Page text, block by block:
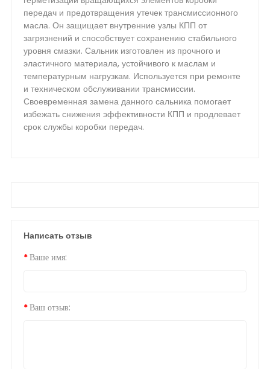
передач и предотвращения утечек трансмиссионного
масла. Он защищает внутренние узлы КПП от
загрязнений и способствует сохранению стабильного
уровня смазки. Сальник изготовлен из прочного и
эластичного материала, устойчивого к маслам и
температурным нагрузкам. Используется при ремонте
и техническом обслуживании трансмиссии.
Своевременная замена данного сальника помогает
избежать снижения эффективности КПП и продлевает
срок службы коробки передач.
Написать отзыв
Ваше имя:
Ваш отзыв: